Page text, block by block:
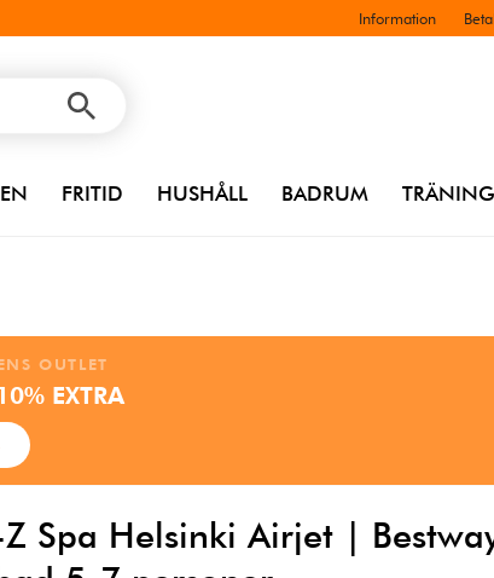
Information
FRITID HUSHÅLL BADRUM TRÄNING
OUTLET
EXTRA
Z Spa Helsinki Airjet |